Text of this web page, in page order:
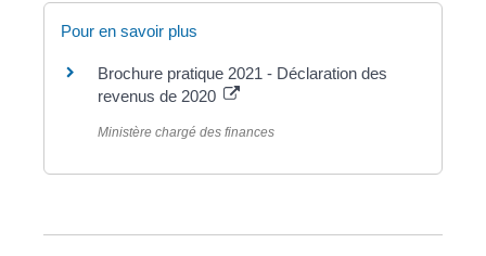
Pour en savoir plus
Brochure pratique 2021 - Déclaration des
revenus de 2020
Ministère chargé des finances